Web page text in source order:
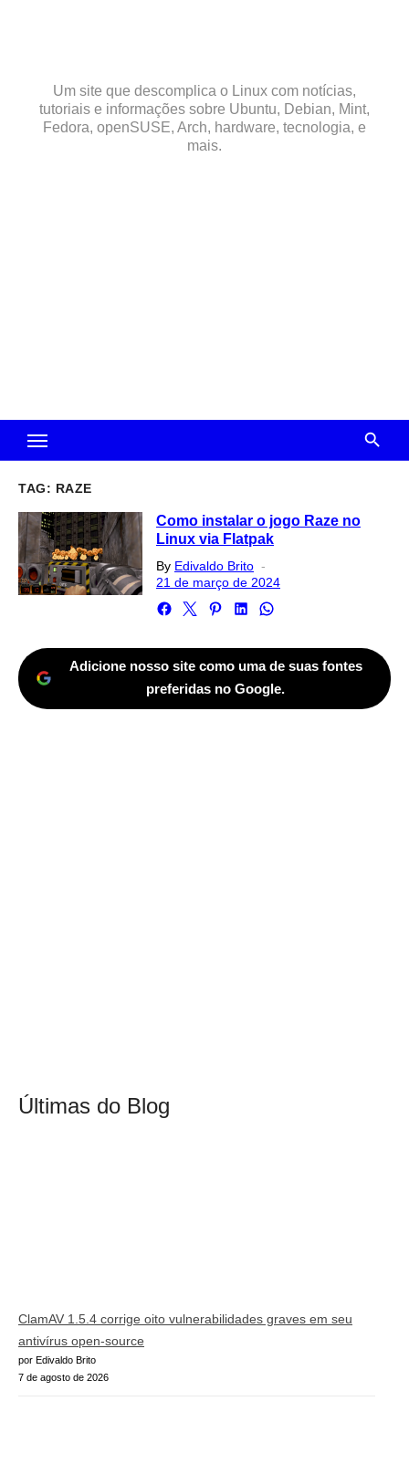
Um site que descomplica o Linux com notícias,
tutoriais e informações sobre Ubuntu, Debian, Mint,
Fedora, openSUSE, Arch, hardware, tecnologia, e
mais.
TAG: RAZE
Como instalar o jogo Raze no
Linux via Flatpak
By Edivaldo Brito
on
21 de março de 2024
Adicione nosso site como uma de suas fontes
preferidas no Google.
Últimas do Blog
ClamAV 1.5.4 corrige oito vulnerabilidades graves em seu
antivírus open-source
por Edivaldo Brito
7 de agosto de 2026